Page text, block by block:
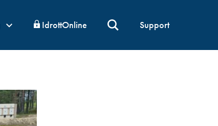
IdrottOnline Support